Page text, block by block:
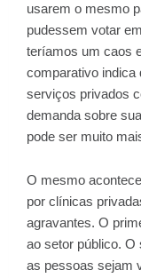
usarem o mesmo
pudessem votar
teríamos um caos
comparativo indica
serviços privados
demanda sobre
pode ser muito
O mesmo
por clínicas
agravantes. O
ao setor público. O
as pessoas sejam